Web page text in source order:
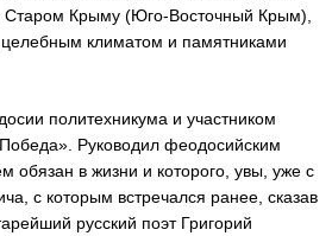
Старом Крыму (Юго-Восточный Крым),
климатом и памятниками
политехникума и участником
Руководил феодосийским
обязан в жизни и которого, увы, уже с
с которым встречался ранее, сказав
русский поэт Григорий